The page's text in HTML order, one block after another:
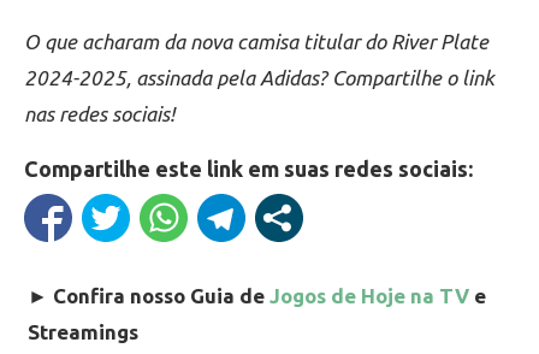
O que acharam da nova camisa titular do River Plate
2024-2025, assinada pela Adidas? Compartilhe o link
nas redes sociais!
Compartilhe este link em suas redes sociais:
► Confira nosso Guia de Jogos de Hoje na TV e
Streamings